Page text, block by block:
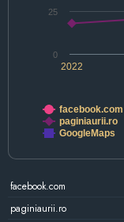
2022
0
25
facebook.com
paginiaurii.ro
GoogleMaps
facebook.com
paginiaurii.ro